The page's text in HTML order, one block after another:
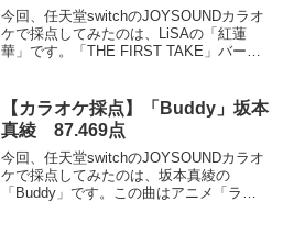
今回、任天堂switchのJOYSOUNDカラオ
ケで採点してみたのは、LiSAの「紅蓮
華」です。「THE FIRST TAKE」バージ
のOPで使用されたことで有名です...
【カラオケ採点】「Buddy」坂本
真綾 87.469点
今回、任天堂switchのJOYSOUNDカラオ
ケで採点してみたのは、坂本真綾の
「Buddy」です。この曲はアニメ「ラス